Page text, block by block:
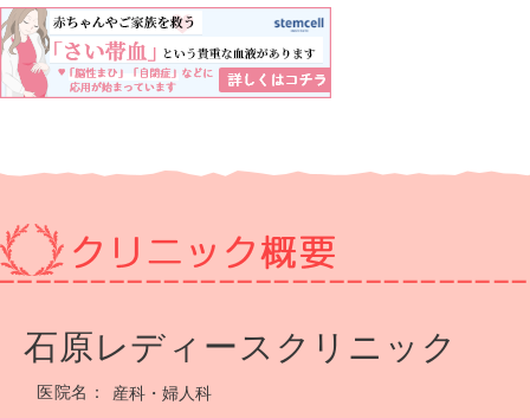
石原レディースクリニック
医院名：
産科・婦人科